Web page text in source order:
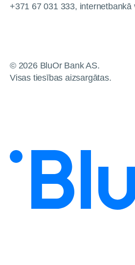
+371 67 031 333, internetbankā
© 2026 BluOr Bank AS.
Visas tiesības aizsargātas.